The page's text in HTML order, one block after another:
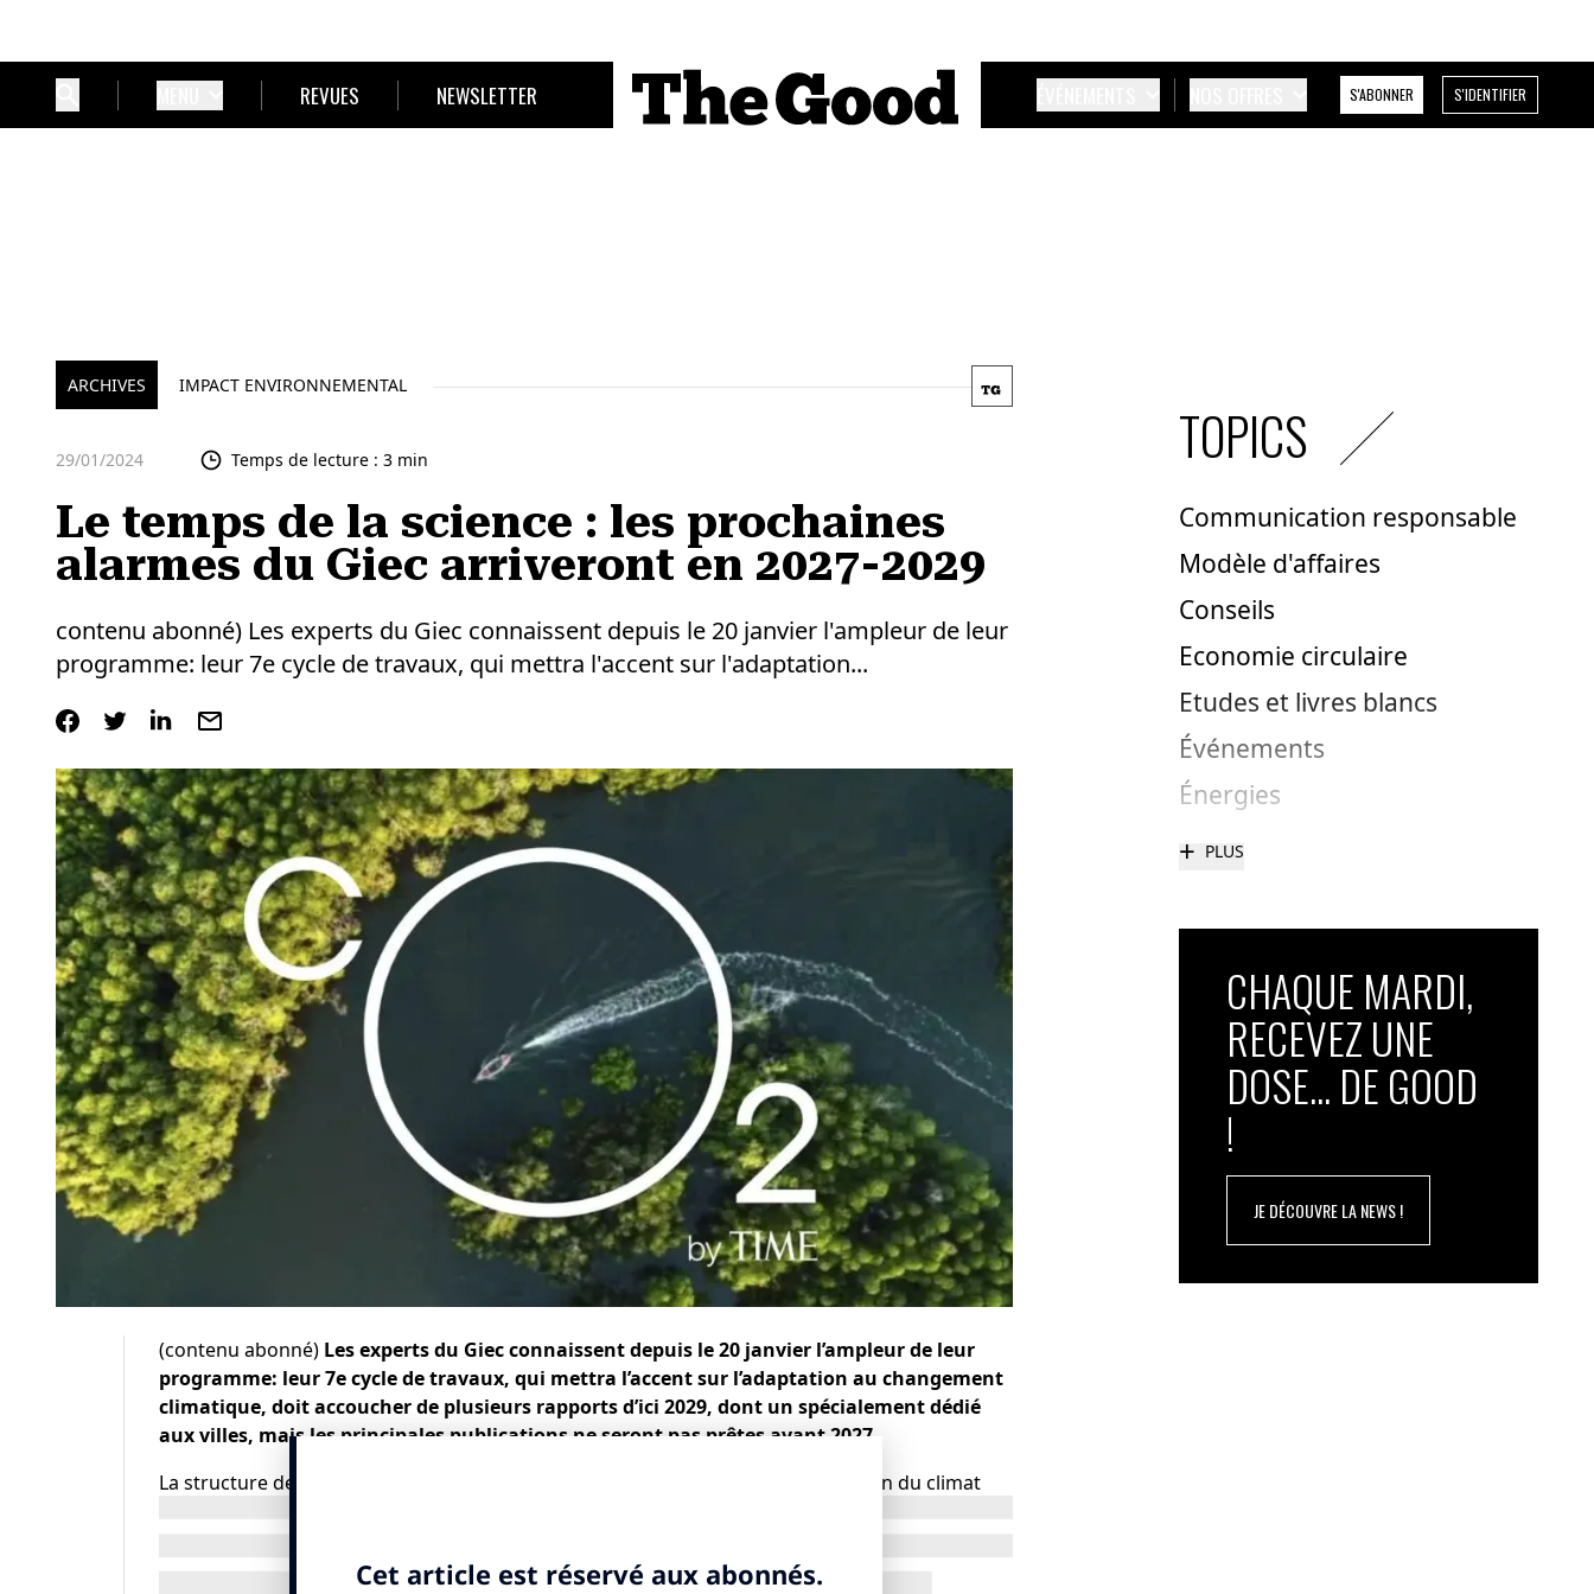
REVUES NEWSLETTER S'ABONNER S'IDENTIFIER
ARCHIVES IMPACT ENVIRONNEMENTAL
29/01/2024 Temps de lecture : 3 min
Le temps de la science : les prochaines
alarmes du Giec arriveront en 2027-2029
contenu abonné) Les experts du Giec connaissent depuis le 20 janvier l'ampleur de leur
programme: leur 7e cycle de travaux, qui mettra l'accent sur l'adaptation...
(contenu abonné) Les experts du Giec connaissent depuis le 20 janvier l’ampleur de leur
programme: leur 7e cycle de travaux, qui mettra l’accent sur l’adaptation au changement
climatique, doit accoucher de plusieurs rapports d’ici 2029, dont un spécialement dédié
aux villes, mais les principales publications ne seront pas prêtes avant 2027.
La structure des travaux du Groupe intergouvernemental d’experts sur l’évolution du climat
de négociations. Des voix scientifiques et écologistes réclamaient un changement radical pour
TOPICS
Communication responsable
Modèle d'affaires
Conseils
Economie circulaire
Etudes et livres blancs
Événements
Énergies
+ PLUS
CHAQUE MARDI,
RECEVEZ UNE
DOSE... DE GOOD
!
JE DÉCOUVRE LA NEWS !